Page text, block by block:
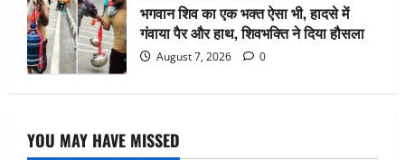
भगवान शिव का एक भक्त ऐसा भी, हादसे में
गंवाया पैर और हाथ, शिवभक्ति ने दिया हौसला
August 7, 2026 0
YOU MAY HAVE MISSED